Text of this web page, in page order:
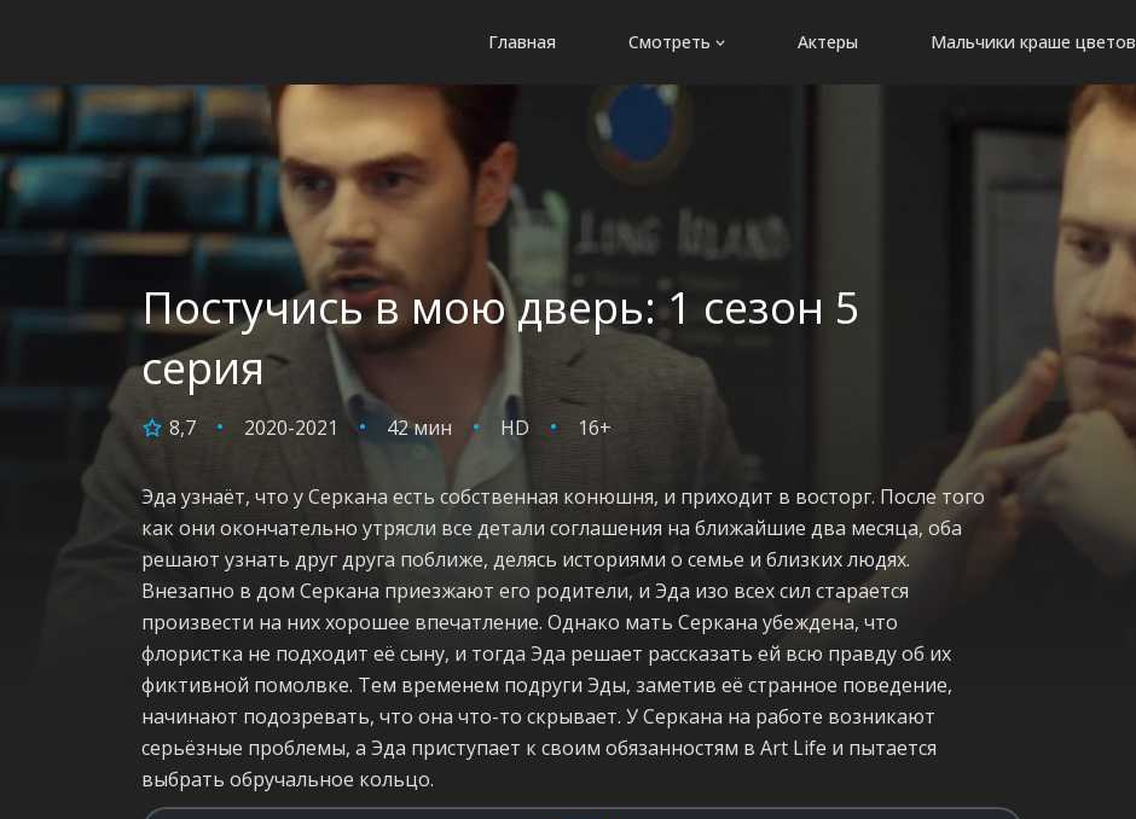
Главная Смотреть Актеры Мальчики краше цветов
Постучись в мою дверь: 1 сезон 5
серия
8,7 2020-2021 42 мин HD 16+
Эда узнаёт, что у Серкана есть собственная конюшня, и приходит в восторг. После того
как они окончательно утрясли все детали соглашения на ближайшие два месяца, оба
решают узнать друг друга поближе, делясь историями о семье и близких людях.
Внезапно в дом Серкана приезжают его родители, и Эда изо всех сил старается
произвести на них хорошее впечатление. Однако мать Серкана убеждена, что
флористка не подходит её сыну, и тогда Эда решает рассказать ей всю правду об их
фиктивной помолвке. Тем временем подруги Эды, заметив её странное поведение,
начинают подозревать, что она что-то скрывает. У Серкана на работе возникают
серьёзные проблемы, а Эда приступает к своим обязанностям в Art Life и пытается
выбрать обручальное кольцо.